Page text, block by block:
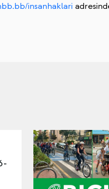
insanhaklari